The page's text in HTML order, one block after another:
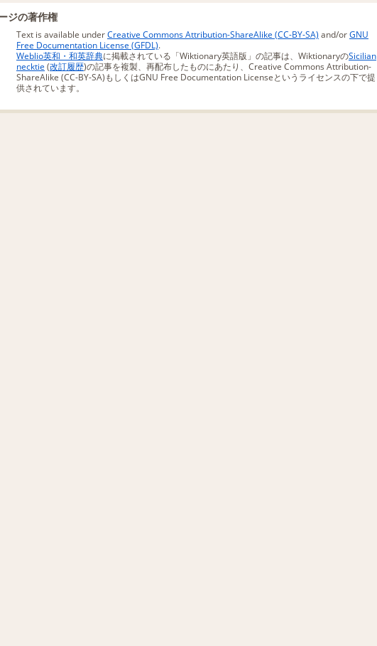
ジの著作権
Text is available underCreative Commons Attribution-ShareAlike (CC-BY-SA) and/orGNU
Free Documentation License (GFDL).
Weblio英和・和英辞典に掲載されている「Wiktionary英語版」の記事は、WiktionaryのSicilian
necktie (改訂履歴)の記事を複製、再配布したものにあたり、Creative Commons Attribution-
ShareAlike (CC-BY-SA)もしくはGNU Free Documentation Licenseというライセンスの下で提
供されています。